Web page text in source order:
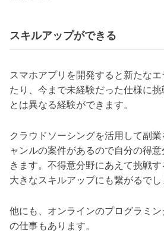
スキルアップができる
スマホアプリを開発すると新たな
たり、今まで未経験だった仕様に
とは異なる経験ができます。
クラウドソーシングを活用して副
ャンルの案件があるので自分の得
きます。不得意分野にあえて挑戦す
大きなスキルアップにも繋がるでし
他にも、オンラインのプログラミ
の仕事もあります。